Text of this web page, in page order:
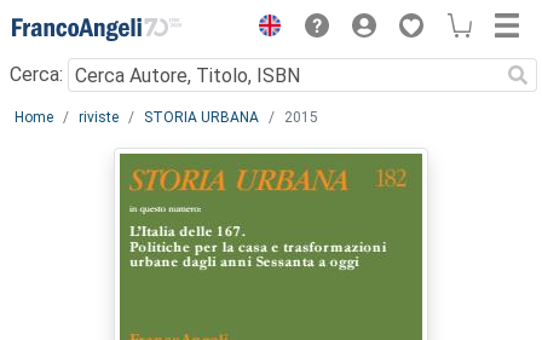
Menu
Cerca:
Main content
Home riviste STORIA URBANA 2015